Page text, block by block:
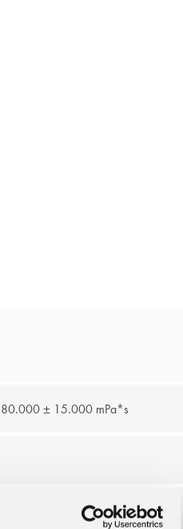
± 15.000 mPa*s